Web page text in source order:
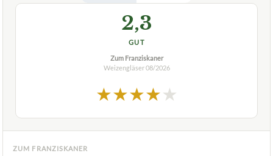
2,3
GUT
Zum Franziskaner
Weizengläser08/2026
★★★★★
ZUM FRANZISKANER